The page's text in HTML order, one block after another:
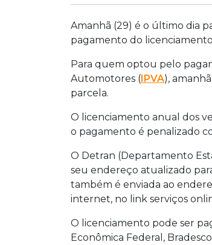
Amanhã (29) é o último dia
pagamento do
Para quem optou pelo
Automotores (IPVA),
parcela.
O licenciamento anual dos
o pagamento é penalizado
O Detran (Departamento
seu endereço atualizado
também é enviada ao
internet, no link serviços
O licenciamento pode ser
Econômica Federal,